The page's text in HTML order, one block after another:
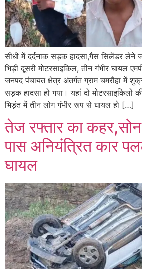
सीधी में दर्दनाक सड़क हादसा,गैस सिलेंडर लेने
भिड़ी दूसरी मोटरसाइकिल, तीन गंभीर घायल
जनपद पंचायत क्षेत्र अंतर्गत ग्राम चमरौहा में
सड़क हादसा हो गया। यहां दो मोटरसाइकिलों
भिड़ंत में तीन लोग गंभीर रूप से घायल हो […]
तेज रफ्तार का
पास अनियंत्रित कार
घायल